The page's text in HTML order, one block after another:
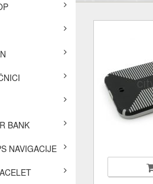
BANK
NAVIGACIJE